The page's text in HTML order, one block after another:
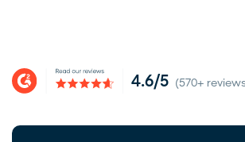
4.6/5 (570+